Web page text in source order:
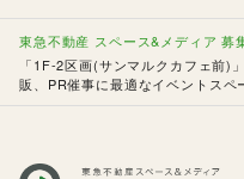
東急不動産 スペース&メディア 募
「1F-2区画(サンマルクカフェ前)
販、PR催事に最適なイベントスペ